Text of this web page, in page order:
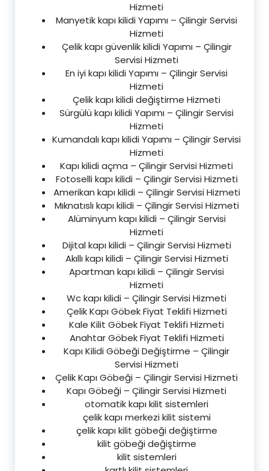
Hizmeti
Manyetik kapı kilidi Yapımı – Çilingir Servisi
Hizmeti
Çelik kapı güvenlik kilidi Yapımı – Çilingir
Servisi Hizmeti
En iyi kapı kilidi Yapımı – Çilingir Servisi
Hizmeti
Çelik kapı kilidi değiştirme Hizmeti
Sürgülü kapı kilidi Yapımı – Çilingir Servisi
Hizmeti
Kumandalı kapı kilidi Yapımı – Çilingir Servisi
Hizmeti
Kapı kilidi açma – Çilingir Servisi Hizmeti
Fotoselli kapı kilidi – Çilingir Servisi Hizmeti
Amerikan kapı kilidi – Çilingir Servisi Hizmeti
Mıknatıslı kapı kilidi – Çilingir Servisi Hizmeti
Alüminyum kapı kilidi – Çilingir Servisi
Hizmeti
Dijital kapı kilidi – Çilingir Servisi Hizmeti
Akıllı kapı kilidi – Çilingir Servisi Hizmeti
Apartman kapı kilidi – Çilingir Servisi
Hizmeti
Wc kapı kilidi – Çilingir Servisi Hizmeti
Çelik Kapı Göbek Fiyat Teklifi Hizmeti
Kale Kilit Göbek Fiyat Teklifi Hizmeti
Anahtar Göbek Fiyat Teklifi Hizmeti
Kapı Kilidi Göbeği Değiştirme – Çilingir
Servisi Hizmeti
Çelik Kapı Göbeği – Çilingir Servisi Hizmeti
Kapı Göbeği – Çilingir Servisi Hizmeti
otomatik kapı kilit sistemleri
çelik kapı merkezi kilit sistemi
çelik kapı kilit göbeği değiştirme
kilit göbeği değiştirme
kilit sistemleri